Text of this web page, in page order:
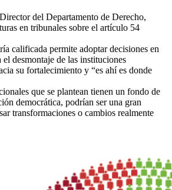
del Departamento de Derecho,
en tribunales sobre el artículo 54
calificada permite adoptar decisiones en
desmontaje de las instituciones
su fortalecimiento y “es ahí es donde
que se plantean tienen un fondo de
democrática, podrían ser una gran
transformaciones o cambios realmente